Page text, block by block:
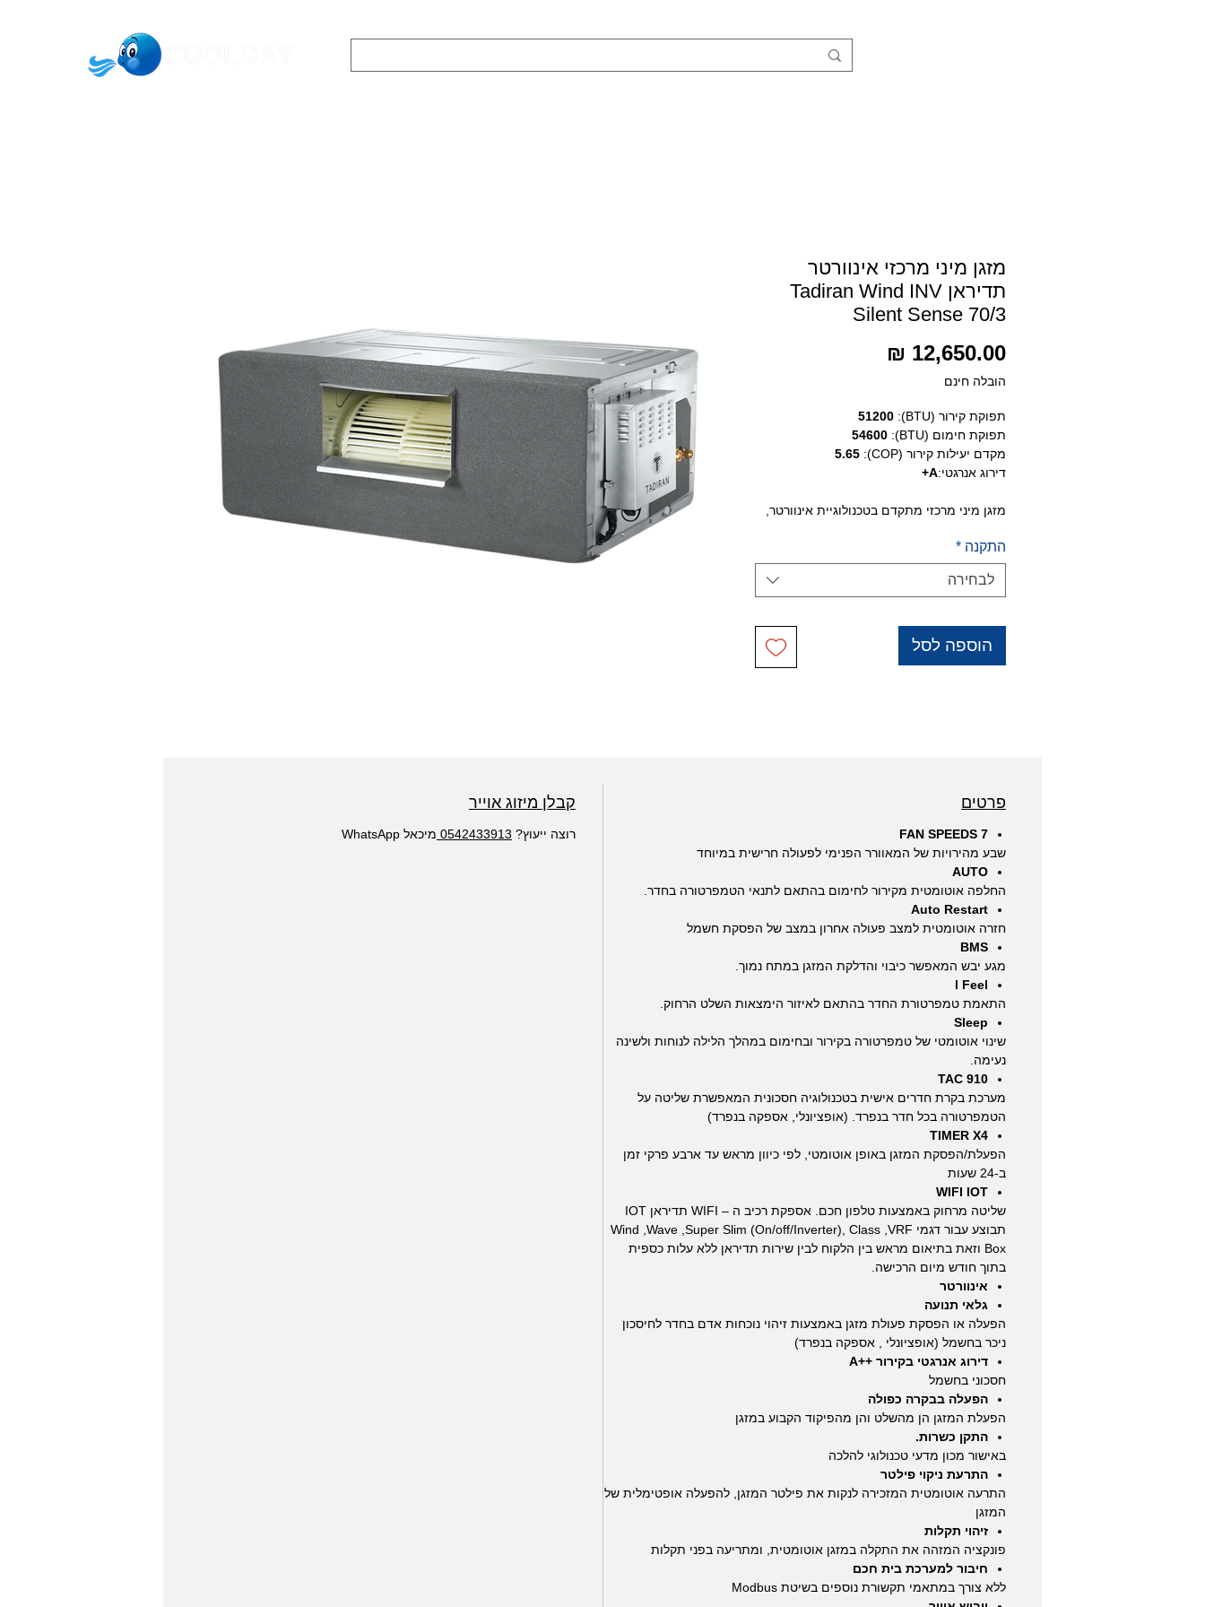
מזגן מיני מרכזי אינוורטר
תדיראן Tadiran Wind INV
Silent Sense 70/3
הובלה חינם
תפוקת קירור (BTU):
51200
תפוקת חימום (BTU):
54600
מקדם יעילות קירור (COP):
5.65
דירוג אנרגטי:A+
מזגן מיני מרכזי מתקדם בטכנולוגיית אינוורטר,
מרחוק, BMS מגע יבש ושלל
פיצ'רים נוספים.
התקנה *
לבחירה
הוספה לסל
פרטים
7 FAN SPEEDS
שבע מהירויות של המאוורר הפנימי לפעולה חרישית במיוחד
AUTO
החלפה אוטומטית מקירור לחימום בהתאם לתנאי הטמפרטורה בחדר.
Auto Restart
חזרה אוטומטית למצב פעולה אחרון במצב של הפסקת חשמל
BMS
מגע יבש המאפשר כיבוי והדלקת המזגן במתח נמוך.
I Feel
התאמת טמפרטורת החדר בהתאם לאיזור הימצאות השלט הרחוק.
Sleep
שינוי אוטומטי של טמפרטורה בקירור ובחימום במהלך הלילה לנוחות ולשינה
נעימה.
TAC 910
מערכת בקרת חדרים אישית בטכנולוגיה חסכונית המאפשרת שליטה על
הטמפרטורה בכל חדר בנפרד. (אופציונלי, אספקה בנפרד)
TIMER X4
הפעלת/הפסקת המזגן באופן אוטומטי, לפי כיוון מראש עד ארבע פרקי זמן
ב-24 שעות
WIFI IOT
שליטה מרחוק באמצעות טלפון חכם. אספקת רכיב ה – WIFI תדיראן IOT
תבוצע עבור דגמי Wind ,Wave ,Super Slim (On/off/Inverter), Class ,VRF
Box וזאת בתיאום מראש בין הלקוח לבין שירות תדיראן ללא עלות כספית
בתוך חודש מיום הרכישה.
אינוורטר
גלאי תנועה
הפעלה או הפסקת פעולת מזגן באמצעות זיהוי נוכחות אדם בחדר לחיסכון
ניכר בחשמל (אופציונלי , אספקה בנפרד)
דירוג אנרגטי בקירור ++A
חסכוני בחשמל
הפעלה בבקרה כפולה
הפעלת המזגן הן מהשלט והן מהפיקוד הקבוע במזגן
התקן כשרות.
באישור מכון מדעי טכנולוגי להלכה
התרעת ניקוי פילטר
התרעה אוטומטית המזכירה לנקות את פילטר המזגן, להפעלה אופטימלית של
המזגן
זיהוי תקלות
פונקציה המזהה את התקלה במזגן אוטומטית, ומתריעה בפני תקלות
חיבור למערכת בית חכם
ללא צורך במתאמי תקשורת נוספים בשיטת Modbus
קבלן מיזוג אוייר
רוצה ייעוץ? 0542433913 מיכאל WhatsApp